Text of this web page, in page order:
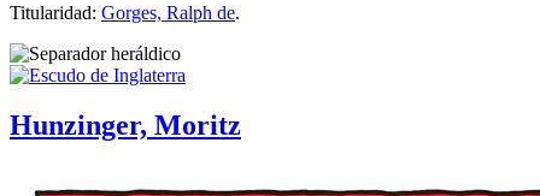
Titularidad: Gorges, Ralph de.
Hunzinger, Moritz